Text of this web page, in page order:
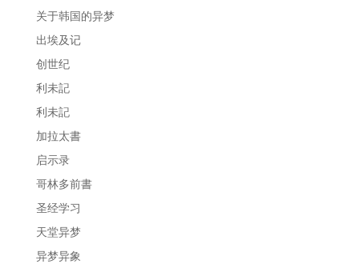
关于韩国的异梦
出埃及记
创世纪
利未記
利未記
加拉太書
启示录
哥林多前書
圣经学习
天堂异梦
异梦异象